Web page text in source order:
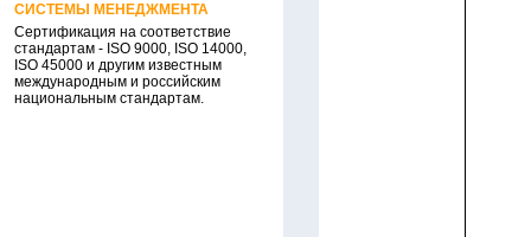
СИСТЕМЫ МЕНЕДЖМЕНТА
Сертификация на соответствие
стандартам - ISO 9000, ISO 14000,
ISO 45000 и другим известным
международным и российским
национальным стандартам.